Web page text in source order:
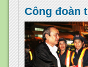
Công đoàn